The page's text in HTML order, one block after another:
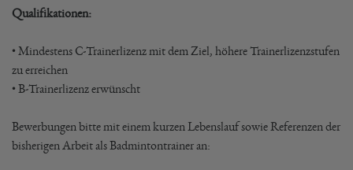
Qualifikationen:
• Mindestens C-Trainerlizenz mit dem Ziel, höhere Trainerlizenzstufen
zu erreichen
• B-Trainerlizenz erwünscht
Bewerbungen bitte mit einem kurzen Lebenslauf sowie Referenzen der
bisherigen Arbeit als Badmintontrainer an: